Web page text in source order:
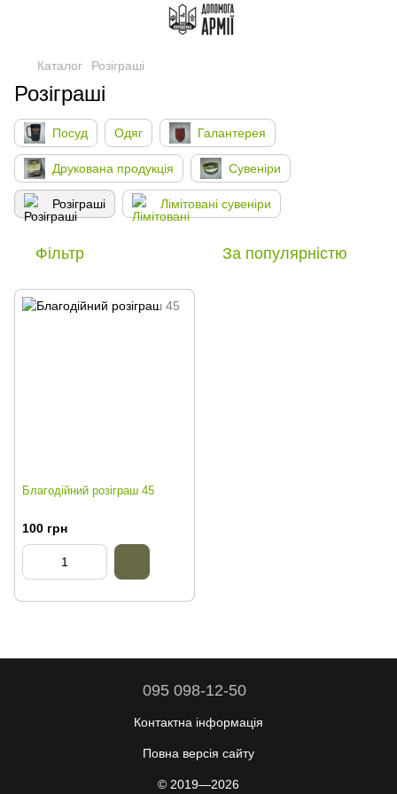
Каталог Розіграші
Розіграші
Посуд Одяг Галантерея
Друкована продукція Сувеніри
Розіграші Лімітовані сувеніри
Фільтр За популярністю
Благодійний розіграш 45
100 грн
095 098-12-50
Контактна інформація
Повна версія сайту
© 2019—2026